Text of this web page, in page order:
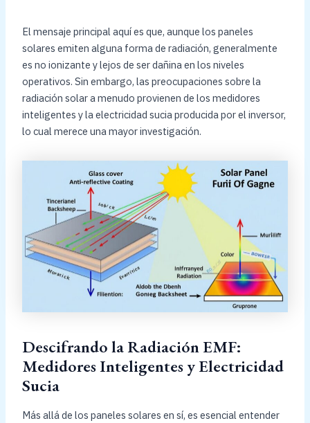
El mensaje principal aquí es que, aunque los paneles
solares emiten alguna forma de radiación, generalmente
es no ionizante y lejos de ser dañina en los niveles
operativos. Sin embargo, las preocupaciones sobre la
radiación solar a menudo provienen de los medidores
inteligentes y la electricidad sucia producida por el inversor,
lo cual merece una mayor investigación.
Descifrando la Radiación EMF:
Medidores Inteligentes y Electricidad
Sucia
Más allá de los paneles solares en sí, es esencial entender